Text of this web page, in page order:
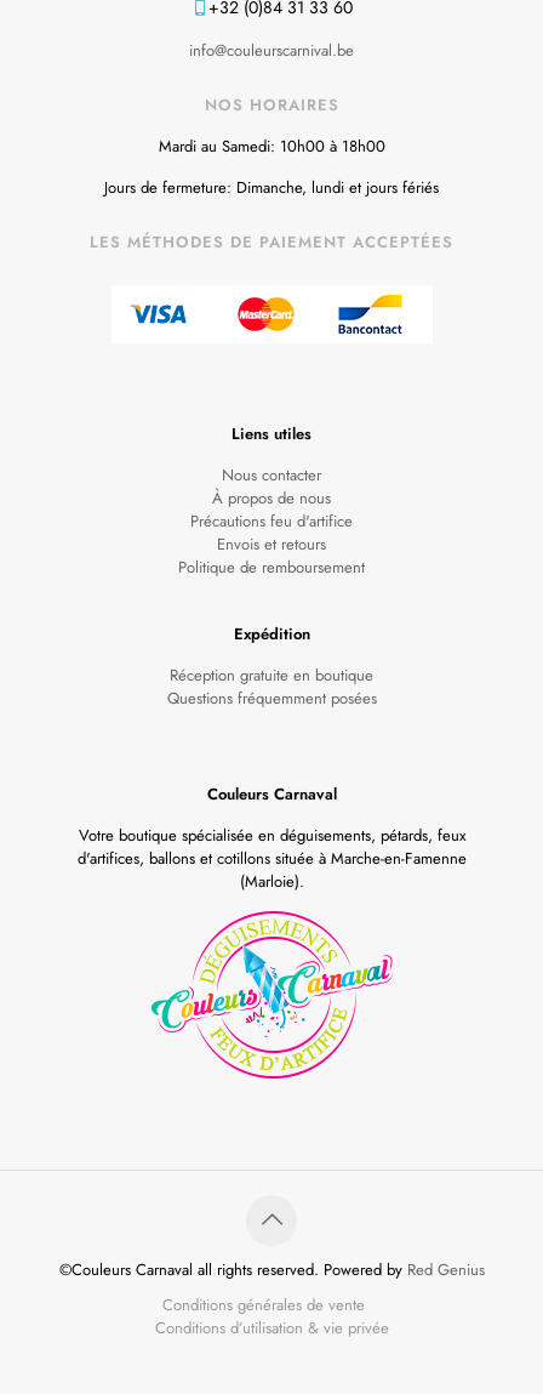
+32 (0)84 31 33 60
info@couleurscarnival.be
NOS HORAIRES
Mardi au Samedi: 10h00 à 18h00
Jours de fermeture: Dimanche, lundi et jours fériés
LES MÉTHODES DE PAIEMENT ACCEPTÉES
Liens utiles
Nous contacter
À propos de nous
Précautions feu d'artifice
Envois et retours
Politique de remboursement
Expédition
Réception gratuite en boutique
Questions fréquemment posées
Couleurs Carnaval
Votre boutique spécialisée en déguisements, pétards, feux
d'artifices, ballons et cotillons située à Marche-en-Famenne
(Marloie).
©Couleurs Carnaval all rights reserved. Powered by Red Genius
Conditions générales de vente
Conditions d’utilisation & vie privée